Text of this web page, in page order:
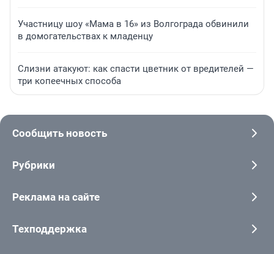
Участницу шоу «Мама в 16» из Волгограда обвинили
в домогательствах к младенцу
Слизни атакуют: как спасти цветник от вредителей —
три копеечных способа
Сообщить новость
Рубрики
Реклама на сайте
Техподдержка